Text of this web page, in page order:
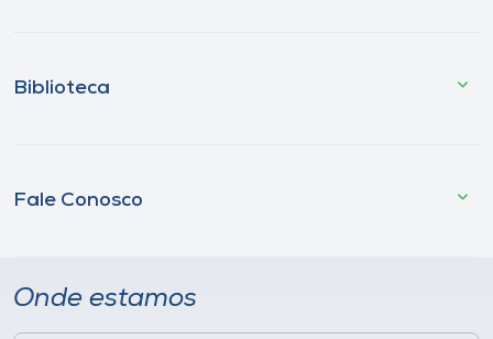
Biblioteca
Fale Conosco
Onde estamos